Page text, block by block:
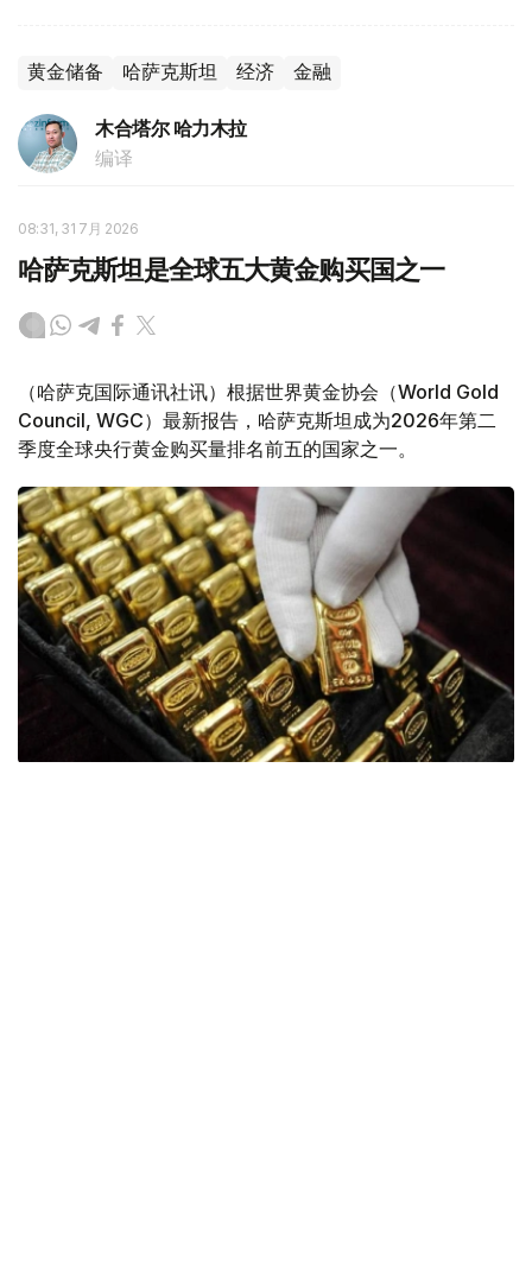
黄金储备 哈萨克斯坦 经济 金融
木合塔尔 哈力木拉
编译
08:31, 31 7月 2026
哈萨克斯坦是全球五大黄金购买国之一
（哈萨克国际通讯社讯）根据世界黄金协会（World Gold
Council, WGC）最新报告，哈萨克斯坦成为2026年第二
季度全球央行黄金购买量排名前五的国家之一。